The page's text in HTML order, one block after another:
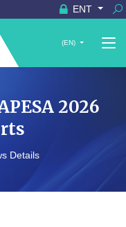
ENT
(EN)
2026
Details